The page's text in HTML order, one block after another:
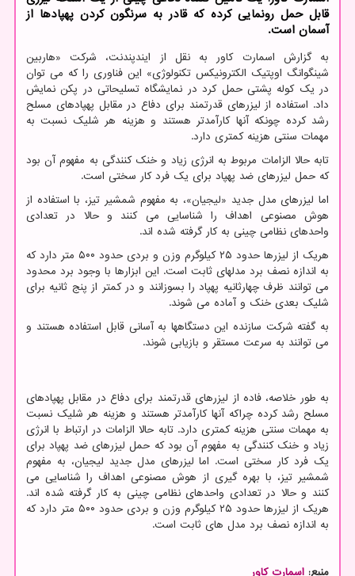
قابل حمل رونمایی کرده که قادر به سرنگون کردن پهپادها از
آسمان است.
به گزارش اسمارت کاور به نقل از ایندپندنت، شرکت «هاربین
شینگوانگ اوپتیک الکترونیکس تکنولوژی» این فناوری را که می توان
در یک کوله پشتی حمل کرد در نمایشگاه تسلیحاتی در پکن نمایش
داد. استفاده از لیزرهای قدرتمند برای دفاع در مقابل پهپادهای مسلح
رشد کرده چونکه آنها کارآمدتر هستند و هزینه هر شلیک نسبت به
مهمات سنتی هزینه کمتری دارد.
تابه حالا الزامات مربوط به انرژی زیاد و خنک کنندگی به مفهوم آن بود
که حمل لیزرهای ضد پهپاد برای یک فرد کار سختی است.
اما لیزرهای مدل جدید «لیجیان»، به مفهوم شمشیر تیز، با استفاده از
هوش مصنوعی اهداف را شناسایی می کنند و حالا در تعدادی
واحدهای نظامی چینی به کار گرفته شده اند.
هریک از لیزرها حدود ۲۵ کیلوگرم وزن و بردی حدود ۵۰۰ متر دارد که
به اندازه نصف برد مدلهای ثابت است. این ابزارها با وجود برد محدود
می توانند ظرف چهارثانیه پهپاد را بسوزانند و در کمتر از پنج ثانیه برای
شلیک بعدی خنک و آماده می شوند.
به گفته شرکت سازنده این دستگاهها به آسانی قابل استفاده هستند و
می توانند به سرعت مستقر و بازیابی شوند.
به طور خلاصه، فاده از لیزرهای قدرتمند برای دفاع در مقابل پهپادهای
مسلح رشد کرده چراکه آنها کارآمدتر هستند و هزینه هر شلیک نسبت
به مهمات سنتی هزینه کمتری دارد. تابه حالا الزامات در ارتباط با انرژی
زیاد و خنک کنندگی به مفهوم آن بود که حمل لیزرهای ضد پهپاد برای
یک فرد کار سختی است. اما لیزرهای مدل جدید لیجیان، به مفهوم
شمشیر تیز، با بهره گیری از هوش مصنوعی اهداف را شناسایی می
کنند و حالا در تعدادی واحدهای نظامی چینی به کار گرفته شده اند.
هریک از لیزرها حدود ۲۵ کیلوگرم وزن و بردی حدود ۵۰۰ متر دارد که
به اندازه نصف برد مدل های ثابت است.
منبع: اسمارت كاور